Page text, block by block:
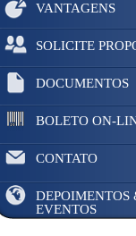
VANTAGENS
SOLICITE
DOCUMENTOS
BOLETO ON-
CONTATO
DEPOIMENTOS
EVENTOS